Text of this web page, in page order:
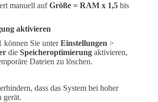
manuell aufGröße = RAM x 1,5 bis
aktivieren
können Sie unterEinstellungen >
die Speicheroptimierung aktivieren,
Dateien zu löschen.
dass das System bei hoher
gerät.